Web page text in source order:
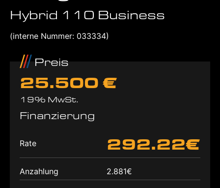
Hybrid 110 Business
(interne Nummer: 033334)
Preis
25.500 €
19% MwSt.
Finanzierung
Rate 292.22€
Anzahlung 2.881€